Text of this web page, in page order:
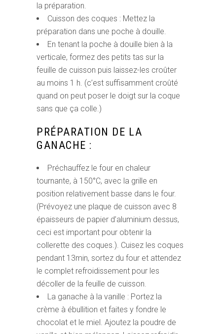
la préparation.
Cuisson des coques : Mettez la
préparation dans une poche à douille.
En tenant la poche à douille bien à la
verticale, formez des petits tas sur la
feuille de cuisson puis laissez-les croûter
au moins 1 h. (c’est suffisamment croûté
quand on peut poser le doigt sur la coque
sans que ça colle.)
PRÉPARATION DE LA
GANACHE :
Préchauffez le four en chaleur
tournante, à 150°C, avec la grille en
position relativement basse dans le four.
(Prévoyez une plaque de cuisson avec 8
épaisseurs de papier d’aluminium dessus,
ceci est important pour obtenir la
collerette des coques.). Cuisez les coques
pendant 13min, sortez du four et attendez
le complet refroidissement pour les
décoller de la feuille de cuisson.
La ganache à la vanille : Portez la
crème à ébullition et faites y fondre le
chocolat et le miel. Ajoutez la poudre de